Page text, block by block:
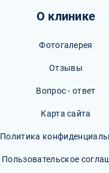
О клинике
Фотогалерея
Отзывы
Вопрос - ответ
Карта сайта
Политика
Пользовательское